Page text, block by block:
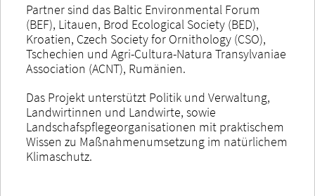
Partner sind das Baltic Environmental Forum
(BEF), Litauen, Brod Ecological Society (BED),
Kroatien, Czech Society for Ornithology (CSO),
Tschechien und Agri-Cultura-Natura Transylvaniae
Association (ACNT), Rumänien.
Das Projekt unterstützt Politik und Verwaltung,
Landwirtinnen und Landwirte, sowie
Landschafspflegeorganisationen mit praktischem
Wissen zu Maßnahmenumsetzung im natürlichem
Klimaschutz.